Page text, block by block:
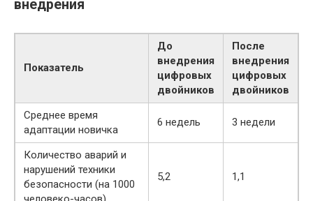
внедрения
Показатель
До
внедрения
цифровых
двойников
После
внедрения
цифровых
двойников
Среднее время
адаптации новичка
6 недель 3 недели
Количество аварий и
нарушений техники
безопасности (на 1000
5,2 1,1